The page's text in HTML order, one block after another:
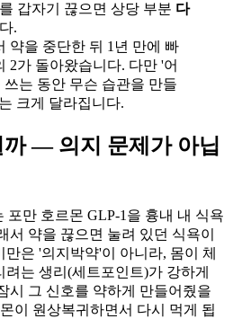
갑자기 끊으면 상당 부분 다
.
약을 중단한 뒤 1년 만에 빠
2가 돌아왔습니다. 다만 '어
는 동안 무슨 습관을 만들
크게 달라집니다.
— 의지 문제가 아닙
포만 호르몬 GLP-1을 흉내 내 식욕
서 약을 끊으면 눌려 있던 식욕이
은 '의지박약'이 아니라, 몸이 체
는 생리(세트포인트)가 강하게
시 그 신호를 약하게 만들어줬을
이 원상복귀하면서 다시 먹게 됩